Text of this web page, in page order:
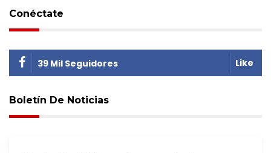
Conéctate
39 Mil Seguidores Like
Boletín De Noticias